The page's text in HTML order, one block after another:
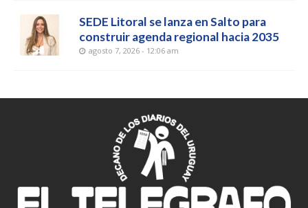
SEDE Litoral se lanza en Salto para
construir agenda regional hacia 2035
agosto 7, 2026 - 12:06 am